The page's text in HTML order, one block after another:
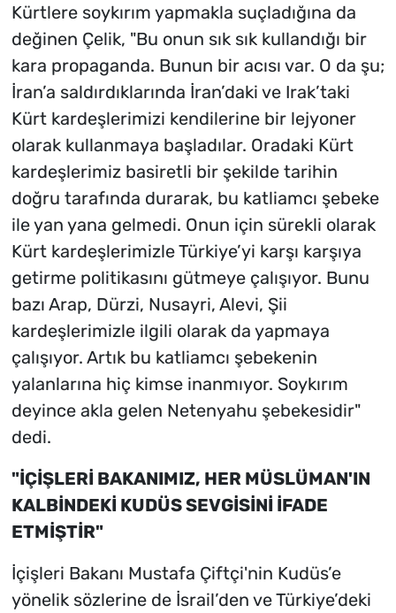
Kürtlere soykırım yapmakla suçladığına da
değinen Çelik, "Bu onun sık sık kullandığı bir
kara propaganda. Bunun bir acısı var. O da şu;
İran’a saldırdıklarında İran’daki ve Irak’taki
Kürt kardeşlerimizi kendilerine bir lejyoner
olarak kullanmaya başladılar. Oradaki Kürt
kardeşlerimiz basiretli bir şekilde tarihin
doğru tarafında durarak, bu katliamcı şebeke
ile yan yana gelmedi. Onun için sürekli olarak
Kürt kardeşlerimizle Türkiye’yi karşı karşıya
getirme politikasını gütmeye çalışıyor. Bunu
bazı Arap, Dürzi, Nusayri, Alevi, Şii
kardeşlerimizle ilgili olarak da yapmaya
çalışıyor. Artık bu katliamcı şebekenin
yalanlarına hiç kimse inanmıyor. Soykırım
deyince akla gelen Netenyahu şebekesidir"
dedi.
"İÇİŞLERİ BAKANIMIZ, HER MÜSLÜMAN'IN
KALBİNDEKİ KUDÜS SEVGİSİNİ İFADE
ETMİŞTİR"
İçişleri Bakanı Mustafa Çiftçi'nin Kudüs’e
yönelik sözlerine de İsrail’den ve Türkiye’deki